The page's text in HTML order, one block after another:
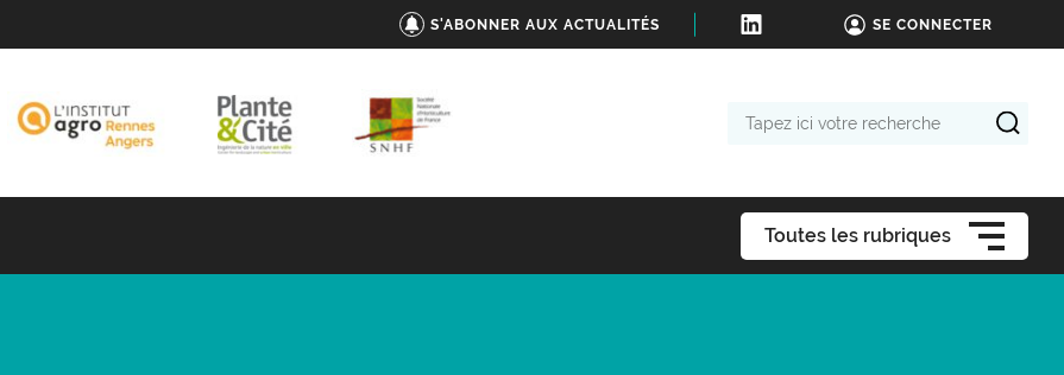
S'ABONNER AUX ACTUALITÉS SE CONNECTER
Toutes les rubriques